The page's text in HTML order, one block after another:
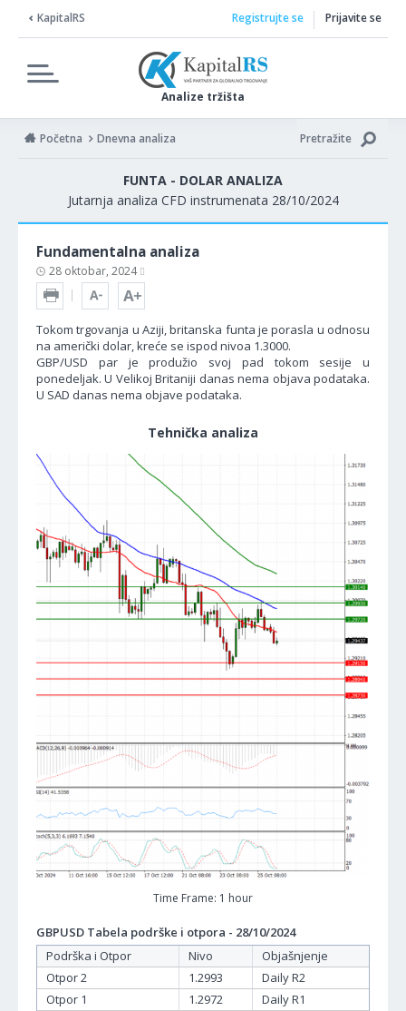
KapitalRS
Analize tržišta
Registrujte se Prijavite se
Početna Dnevna analiza Pretražite
FUNTA - DOLAR ANALIZA
Jutarnja analiza CFD instrumenata 28/10/2024
Fundamentalna analiza
28 oktobar, 2024
Tokom trgovanja u Aziji, britanska funta je porasla u odnosu
na američki dolar, kreće se ispod nivoa 1.3000.
GBP/USD par je produžio svoj pad tokom sesije u
ponedeljak. U Velikoj Britaniji danas nema objava podataka.
U SAD danas nema objave podataka.
Tehnička analiza
Time Frame: 1 hour
GBPUSD Tabela podrške i otpora - 28/10/2024
Podrška i Otpor
Nivo
Objašnjenje
Otpor 2
1.2993
Daily R2
Otpor 1
1.2972
Daily R1